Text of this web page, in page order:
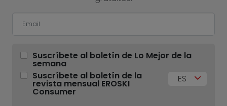
Suscríbete al boletín de Lo Mejor de la
semana
Suscríbete al boletín de la
revista mensual EROSKI
Consumer
ES